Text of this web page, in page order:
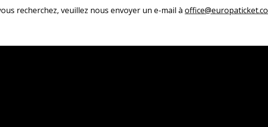
recherchez, veuillez nous envoyer un e-mail à